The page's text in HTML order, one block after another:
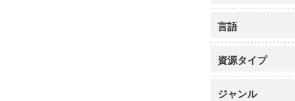
言語
資源タイプ
ジャンル